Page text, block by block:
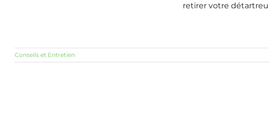
retirer votre
Conseils et Entretien